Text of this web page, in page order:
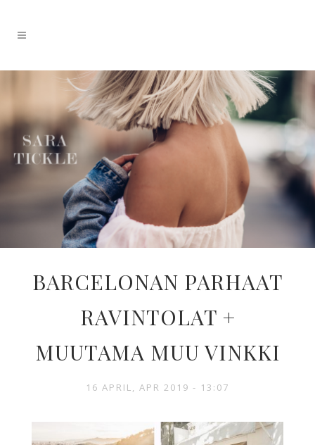
BARCELONAN PARHAAT
RAVINTOLAT +
MUUTAMA MUU VINKKI
16 APRIL, APR 2019 - 13:07